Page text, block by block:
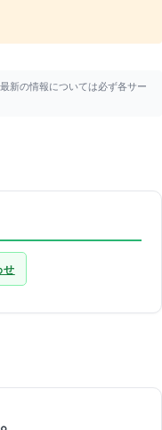
新の情報については必ず各サー
せ